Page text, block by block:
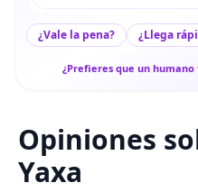
¿Vale la pena? ¿Llega
¿Prefieres que un
Opiniones
Yaxa